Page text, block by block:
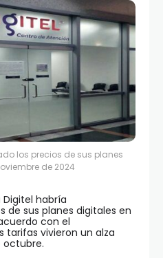
los precios de sus planes
de 2024
habría
de sus planes digitales en
con el
tarifas vivieron un alza
octubre.